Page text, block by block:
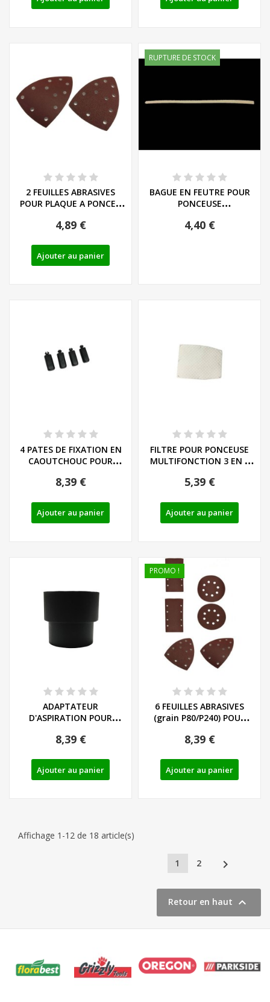
2 FEUILLES ABRASIVES
POUR PLAQUE A PONCER
4,89 €
Ajouter au panier
RUPTURE DE STOCK
BAGUE EN FEUTRE POUR
PONCEUSE
4,40 €
4 PATES DE FIXATION EN
CAOUTCHOUC POUR
8,39 €
Ajouter au panier
FILTRE POUR PONCEUSE
MULTIFONCTION 3 EN 1
5,39 €
Ajouter au panier
ADAPTATEUR
D'ASPIRATION POUR
RAINUREUSE PARKSIDE
8,39 €
Ajouter au panier
PROMO !
6 FEUILLES ABRASIVES
(grain P80/P240) POUR
8,39 €
Ajouter au panier
Affichage 1-12 de 18 article(s)
1 2 
Retour en haut 